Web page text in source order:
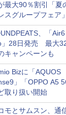
最大90％割引「夏
スグループフェア」
、「Air6
」28日発売 最大
キャンペーンも
Bizに「AQUOS
」「OPPO A5
取り扱い開始
モとサムスン、通